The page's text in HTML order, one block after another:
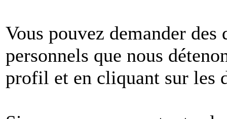
Vous pouvez demander
personnels que nous
profil et en cliquant sur les